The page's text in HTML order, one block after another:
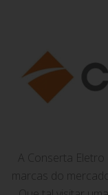
A Conserta Eletro
marcas do